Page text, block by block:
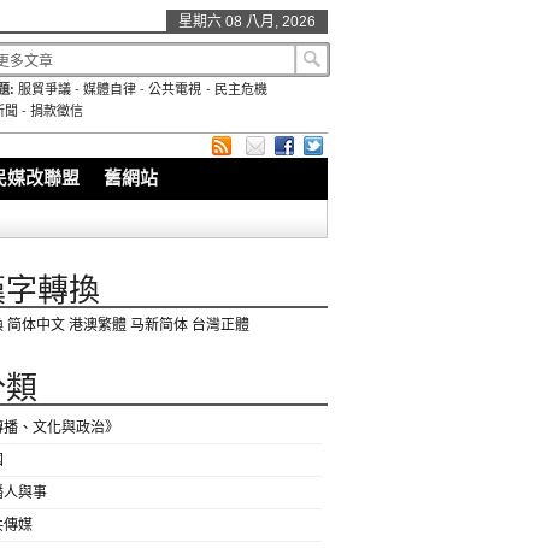
星期六 08 八月, 2026
: 服貿爭議 -媒體自律 -公共電視 - 民主危機
聞 - 捐款徵信
媒改聯盟 舊網站
轉換
简体中文 港澳繁體 马新简体 台灣正體
播、文化與政治》
人與事
傳媒